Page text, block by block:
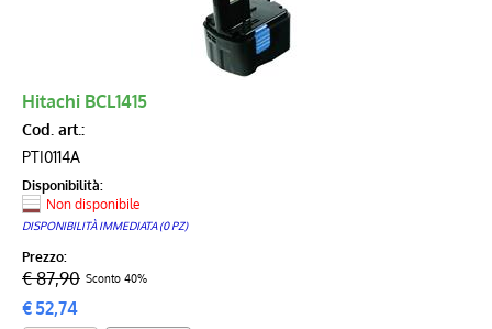
Hitachi BCL1415
Cod. art.:
PTI0114A
Disponibilità:
Non disponibile
DISPONIBILITÀ IMMEDIATA (0 PZ)
Prezzo:
€ 87,90 Sconto 40%
€52,74